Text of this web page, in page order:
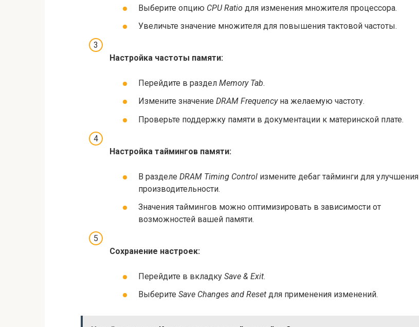
Выберите опцию CPU Ratio для изменения множителя процессора.
Увеличьте значение множителя для повышения тактовой частоты.
Настройка частоты памяти:
Перейдите в раздел Memory Tab.
Измените значение DRAM Frequencyна желаемую частоту.
Проверьте поддержку памяти в документации к материнской плате.
Настройка таймингов памяти:
В разделе DRAM Timing Control измените дебаг тайминги для улучшения
производительности.
Значения таймингов можно оптимизировать в зависимости от
возможностей вашей памяти.
Сохранение настроек:
Перейдите в вкладку Save & Exit.
Выберите Save Changes and Reset для применения изменений.